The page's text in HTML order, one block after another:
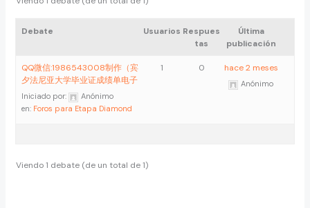
Debate Usuarios Respues
tas
Última
publicación
QQ微信:1986543008制作（宾
夕法尼亚大学毕业证成绩单电子
Iniciado por:
Anónimo
en: Foros para Etapa Diamond
1 0 hace 2 meses
Anónimo
Viendo 1 debate (de un total de 1)